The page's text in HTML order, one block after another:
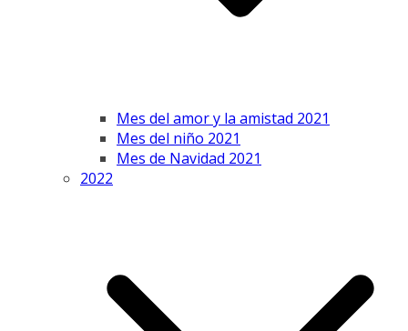
Mes del amor y la amistad 2021
Mes del niño 2021
Mes de Navidad 2021
2022